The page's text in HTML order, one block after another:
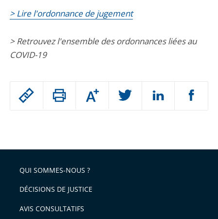
Passer
arriver
après
Augmenter
ou
l'article
pour
avant
> Lire l'ordonnance de jugement
> Retrouvez l'ensemble des ordonnances liées au
COVID-19
QUI SOMMES-NOUS ?
DÉCISIONS DE JUSTICE
AVIS CONSULTATIFS